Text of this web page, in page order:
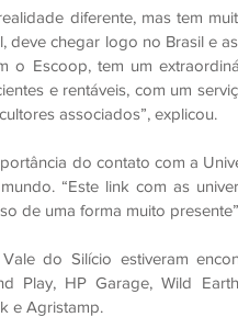
diferente, mas tem
deve chegar logo no Brasil e
o Escoop, tem um
e rentáveis, com um
associados”, explicou.
do contato com a
“Este link com as
de uma forma muito
do Silício estiveram
Play, HP Garage, Wild
e Agristamp.